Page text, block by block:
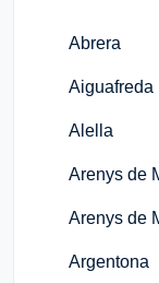
Abrera
Aiguafreda
Alella
Arenys de
Arenys de
Argentona